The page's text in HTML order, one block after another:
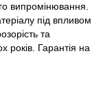
випромінювання.
під впливом
та
років. Гарантія на